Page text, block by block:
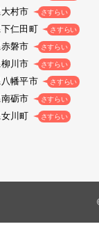
村市 さすらい
仁田町 さすらい
磐市 さすらい
川市 さすらい
幡平市 さすらい
砺市 さすらい
川町 さすらい